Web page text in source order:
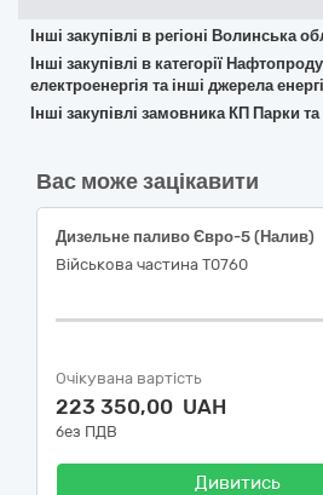
Інші закупівлі в регіоні Волинська
Інші закупівлі в категорії
електроенергія та інші джерела
Інші закупівлі замовника КП Парки
Вас може зацікавити
Дизельне паливо Євро-5 (Налив)
Військова частина Т0760
Очікувана вартість
223 350,00 UAH
без ПДВ
Дивитись